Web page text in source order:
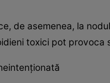
de asemenea, la
toxici pot provoca